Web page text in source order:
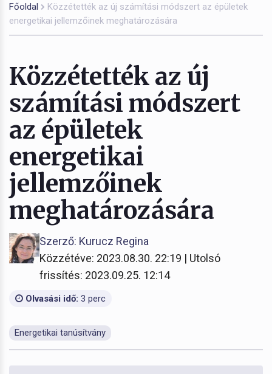
Főoldal
Közzétették az új számítási módszert az épületek
energetikai jellemzőinek meghatározására
Közzétették az új
számítási módszert
az épületek
energetikai
jellemzőinek
meghatározására
Szerző: Kurucz Regina
Közzétéve: 2023.08.30. 22:19 | Utolsó
frissítés: 2023.09.25. 12:14
Olvasási idő: 3 perc
Energetikai tanúsítvány